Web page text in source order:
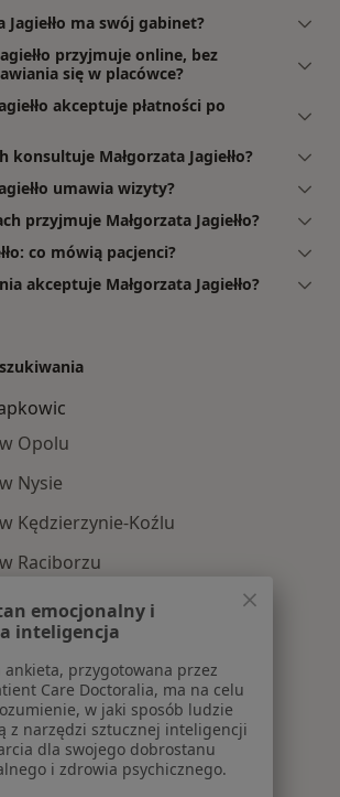
Jagiełło ma swój gabinet?
przyjmuje online, bez
się w placówce?
akceptuje płatności po
konsultuje Małgorzata Jagiełło?
umawia wizyty?
przyjmuje Małgorzata Jagiełło?
co mówią pacjenci?
akceptuje Małgorzata Jagiełło?
Opolu
Nysie
Kędzierzynie-Koźlu
Raciborzu
Gliwicach
kategorii: W pobliżu Krapkowic
choroby
w Krapkowicach
Krapkowicach
emocjonalny i
inteligencja
ankieta, przygotowana przez
Care Doctoralia, ma na celu
w jaki sposób ludzie
z narzędzi sztucznej inteligencji
dla swojego dobrostanu
i zdrowia psychicznego.